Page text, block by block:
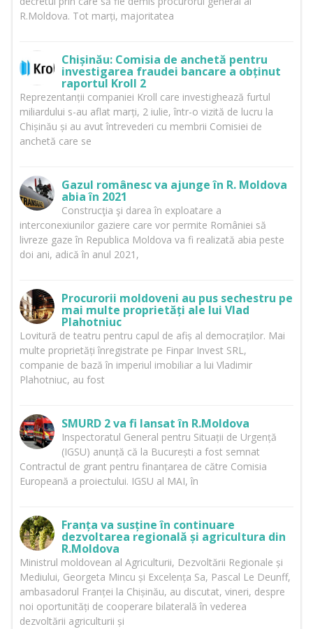
R.Moldova. Tot marți, majoritatea
Chișinău: Comisia de anchetă pentru
investigarea fraudei bancare a obținut
raportul Kroll 2
Reprezentanții companiei Kroll care investighează furtul
miliardului s-au aflat marți, 2 iulie, într-o vizită de lucru la
Chișinău și au avut întrevederi cu membrii Comisiei de
anchetă care se
Gazul românesc va ajunge în R. Moldova
abia în 2021
Construcţia şi darea în exploatare a
interconexiunilor gaziere care vor permite României să
livreze gaze în Republica Moldova va fi realizată abia peste
doi ani, adică în anul 2021,
Procurorii moldoveni au pus sechestru pe
mai multe proprietăți ale lui Vlad
Plahotniuc
Lovitură de teatru pentru capul de afiș al democraților. Mai
multe proprietăți înregistrate pe Finpar Invest SRL,
companie de bază în imperiul imobiliar a lui Vladimir
Plahotniuc, au fost
SMURD 2 va fi lansat în R.Moldova
Inspectoratul General pentru Situații de Urgență
(IGSU) anunță că la București a fost semnat
Contractul de grant pentru finanțarea de către Comisia
Europeană a proiectului. IGSU al MAI, în
Franța va susține în continuare
dezvoltarea regională și agricultura din
R.Moldova
Ministrul moldovean al Agriculturii, Dezvoltării Regionale și
Mediului, Georgeta Mincu și Excelența Sa, Pascal Le Deunff,
ambasadorul Franței la Chișinău, au discutat, vineri, despre
noi oportunități de cooperare bilaterală în vederea
dezvoltării agriculturii și